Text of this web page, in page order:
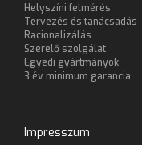
Helyszíni felmérés
Tervezés és tanácsadás
Racionalizálás
Szerelő szolgálat
Egyedi gyártmányok
3 év minimum garancia
Impresszum